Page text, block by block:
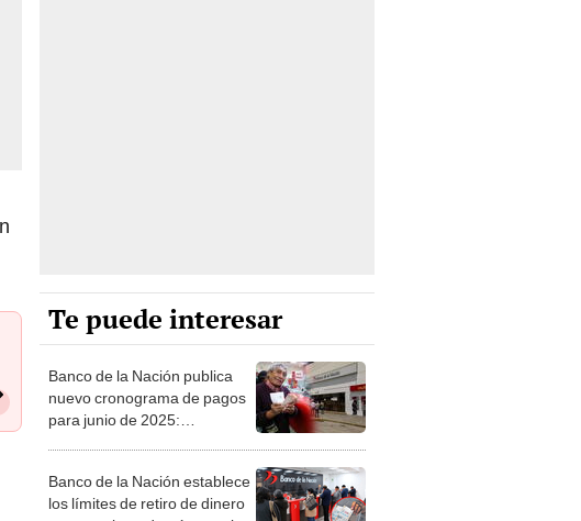
Te puede interesar
nuevo cronograma de pagos
para junio de 2025:
trabajadores del sector
público y pensionistas
los límites de retiro de dinero
en agencias y demás canales